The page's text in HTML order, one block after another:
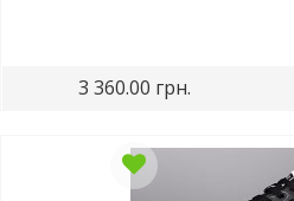
3 360.00 грн.